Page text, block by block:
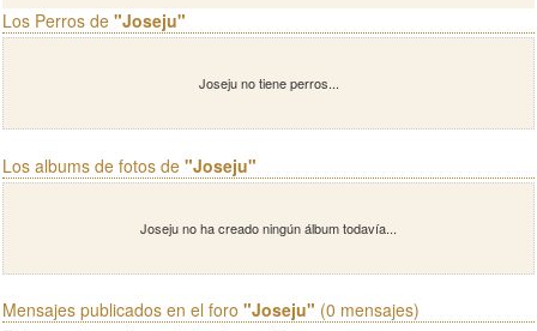
Los Perros de "Joseju"
Joseju no tiene perros...
Los albums de fotos de "Joseju"
Joseju no ha creado ningún álbum todavía...
Mensajes publicados en el foro "Joseju" (0 mensajes)